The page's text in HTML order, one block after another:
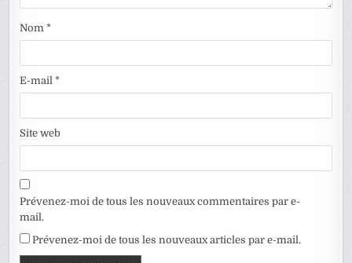
Nom*
E-mail*
Site web
Prévenez-moi de tous les nouveaux commentaires par e-
mail.
Prévenez-moi de tous les nouveaux articles par e-mail.